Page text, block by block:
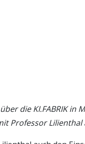
die KI.FABRIK in
Professor Lilienthal